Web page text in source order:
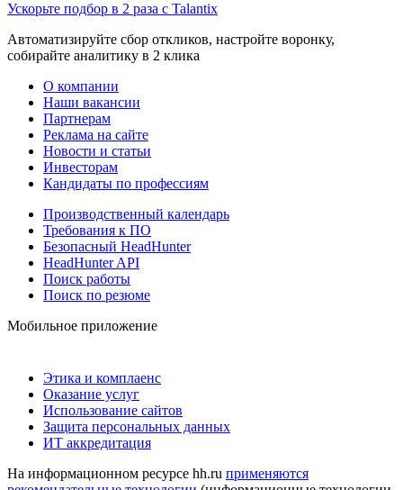
Ускорьте подбор в 2 раза с Talantix
Автоматизируйте сбор откликов, настройте воронку,
собирайте аналитику в 2 клика
О компании
Наши вакансии
Партнерам
Реклама на сайте
Новости и статьи
Инвесторам
Кандидаты по профессиям
Производственный календарь
Требования к ПО
Безопасный HeadHunter
HeadHunter API
Поиск работы
Поиск по резюме
Мобильное приложение
Этика и комплаенс
Оказание услуг
Использование сайтов
Защита персональных данных
ИТ аккредитация
На информационном ресурсе hh.ru применяются